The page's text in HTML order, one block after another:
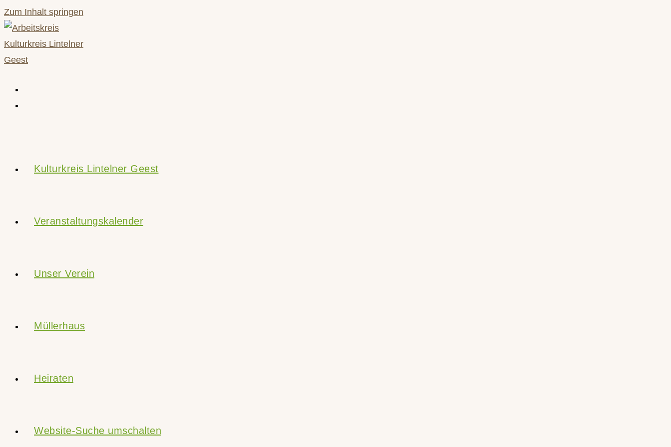
Zum Inhalt springen
Kulturkreis Lintelner Geest
Veranstaltungskalender
Unser Verein
Müllerhaus
Heiraten
Website-Suche umschalten